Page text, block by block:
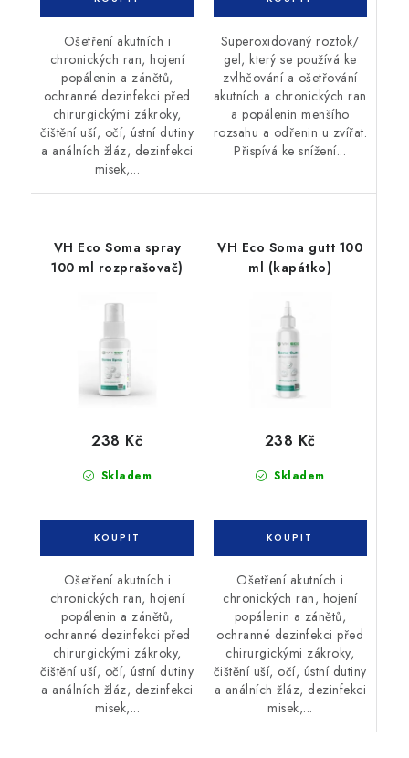
Ošetření akutních i
chronických ran, hojení
popálenin a zánětů,
ochranné dezinfekci před
chirurgickými zákroky,
čištění uší, očí, ústní dutiny
a análních žláz, dezinfekci
misek,...
Superoxidovaný roztok/
gel, který se používá ke
zvlhčování a ošetřování
akutních a chronických ran
a popálenin menšího
rozsahu a odřenin u zvířat.
Přispívá ke snížení...
VH Eco Soma spray
100 ml rozprašovač)
Skladem
238 Kč
Ošetření akutních i
chronických ran, hojení
popálenin a zánětů,
ochranné dezinfekci před
chirurgickými zákroky,
čištění uší, očí, ústní dutiny
a análních žláz, dezinfekci
misek,...
VH Eco Soma gutt 100
ml (kapátko)
Skladem
238 Kč
Ošetření akutních i
chronických ran, hojení
popálenin a zánětů,
ochranné dezinfekci před
chirurgickými zákroky,
čištění uší, očí, ústní dutiny
a análních žláz, dezinfekci
misek,...